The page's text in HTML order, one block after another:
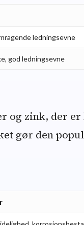
ledningsevne
god ledningsevne
og zink, der
gør den